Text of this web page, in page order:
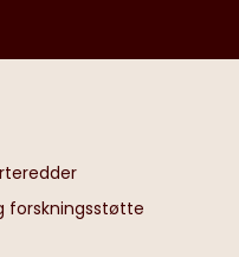
forskningsstøtte